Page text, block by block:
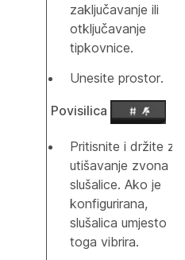
zaključavanje ili
otključavanje
tipkovnice.
Unesite prostor.
Povisilica
Pritisnite i držite za
utišavanje zvona
slušalice. Ako je
konfigurirana,
slušalica umjesto
toga vibrira.